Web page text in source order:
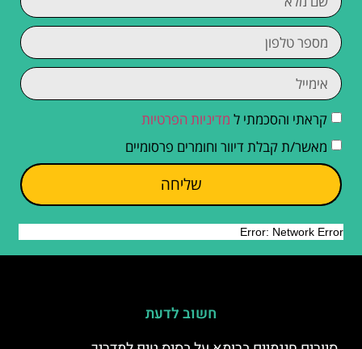
קראתי והסכמתי ל מדיניות הפרטיות
מאשר/ת קבלת דיוור וחומרים פרסומיים
שליחה
חשוב לדעת